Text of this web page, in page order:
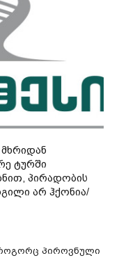
ტურში
პირადობის
არ ჰქონია/
პიროვნული